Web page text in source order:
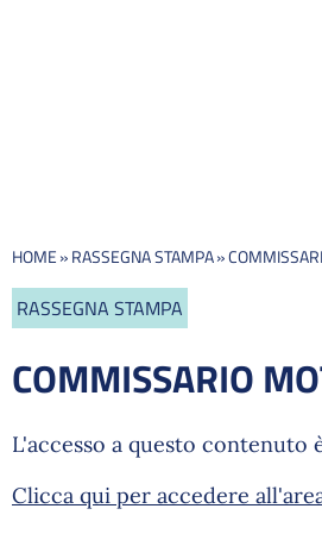
HOME»RASSEGNA STAMPA»
RASSEGNA STAMPA
COMMISSARIO
L'accesso a questo
Clicca qui per accedere